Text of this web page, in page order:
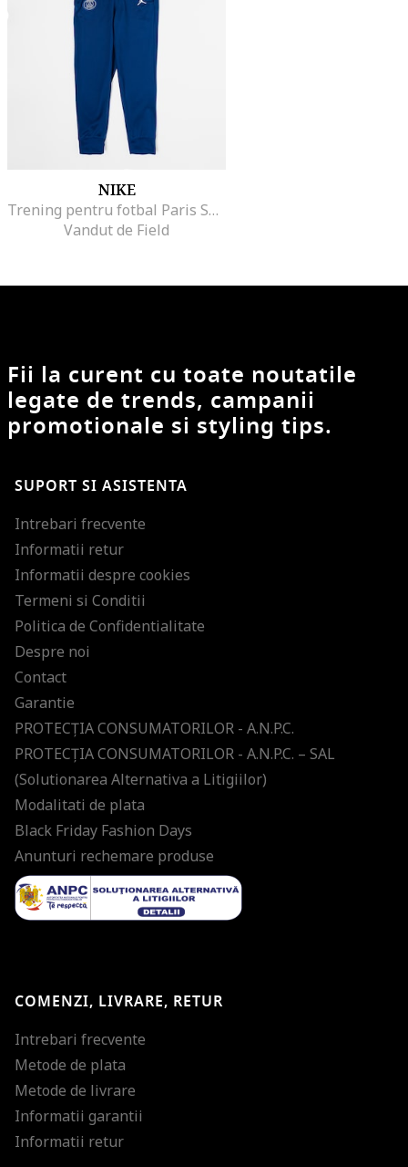
NIKE
Trening pentru fotbal Paris Saint-Germain Jordan, Visiniu/Alb murdar/Bleumarin
Vandut de Field
Fii la curent cu toate noutatile
legate de trends, campanii
promotionale si styling tips.
SUPORT SI ASISTENTA
Intrebari frecvente
Informatii retur
Informatii despre cookies
Termeni si Conditii
Politica de Confidentialitate
Despre noi
Contact
Garantie
PROTECŢIA CONSUMATORILOR - A.N.P.C.
PROTECŢIA CONSUMATORILOR - A.N.P.C. – SAL
(Solutionarea Alternativa a Litigiilor)
Modalitati de plata
Black Friday Fashion Days
Anunturi rechemare produse
COMENZI, LIVRARE, RETUR
Intrebari frecvente
Metode de plata
Metode de livrare
Informatii garantii
Informatii retur